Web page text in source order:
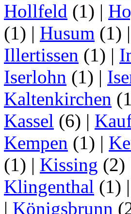
Hollfeld (1) |
(1) | Husum (1) |
Illertissen (1) |
Iserlohn (1) |
Kaltenkirchen
Kassel (6) |
Kempen (1) |
(1) | Kissing (2)
Klingenthal (1) |
| Königsbrunn